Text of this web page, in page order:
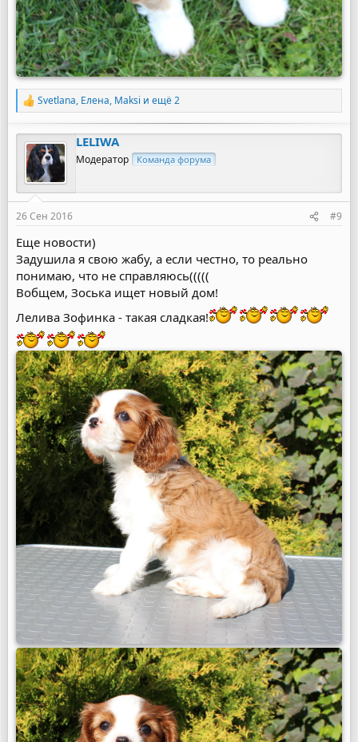
Р
а
к
ц
и
и
:
Svetlana, Елена, Maksi и ещё 2
LELIWA
Модератор Команда форума
26 Сен 2016 #9
Еще новости)
Задушила я свою жабу, а если честно, то реально
понимаю, что не справляюсь(((((
Вобщем, Зоська ищет новый дом!
Лелива Зофинка - такая сладкая!